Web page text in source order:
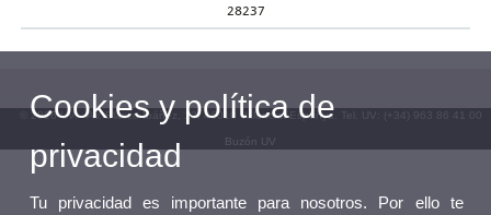
28237
© 2026 UV. - Av. Blasco Ibáñez, 13. 46010 València. Espanya. Tel. UV: (+34) 963 86 41 00
Buzón UV
Cookies y política de
privacidad
Tu privacidad es importante para nosotros. Por ello te